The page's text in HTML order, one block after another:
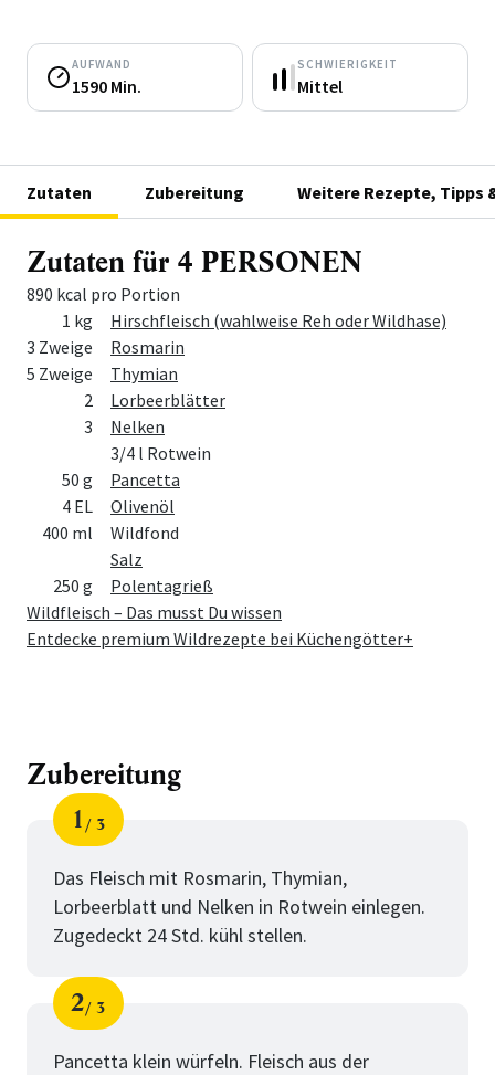
AUFWAND
1590 Min.
SCHWIERIGKEIT
Mittel
Zutaten Zubereitung Weitere Rezepte, Tipps
Zutaten für 4 PERSONEN
890 kcal pro Portion
MengeZutat
1 kg
Hirschfleisch (wahlweise Reh oder Wildhase)
3 Zweige
Rosmarin
5 Zweige
Thymian
2
Lorbeerblätter
3
Nelken
3/4 l Rotwein
50 g
Pancetta
4 EL
Olivenöl
400 ml
Wildfond
Salz
250 g
Polentagrieß
Wildfleisch – Das musst Du wissen
Entdecke premium Wildrezepte bei Küchengötter+
Zubereitung
Schritt
1
von
3
Das Fleisch mit Rosmarin, Thymian,
Lorbeerblatt und Nelken in Rotwein einlegen.
Zugedeckt 24 Std. kühl stellen.
Schritt
2
von
3
Pancetta klein würfeln. Fleisch aus der